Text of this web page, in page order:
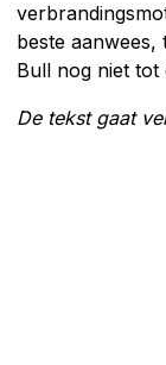
beste aanwees,
Bull nog niet
De tekst gaat